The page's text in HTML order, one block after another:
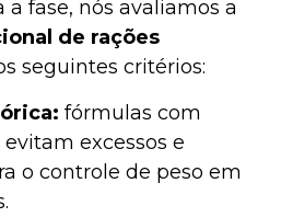
fase, nós avaliamos a
de rações
seguintes critérios:
fórmulas com
excessos e
o controle de peso em